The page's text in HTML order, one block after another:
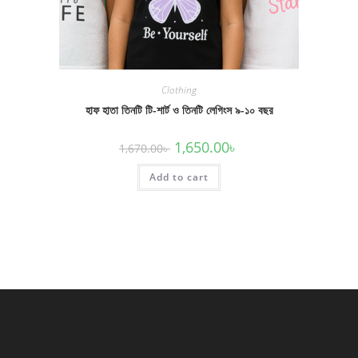
Clothing
হাফ হাতা তিনটি টি-শার্ট ও তিনটি লেগিংস ৯-১০ বছর
1,670.00৳ Original
price
was:
1,670.00৳ .
1,650.00৳
Add to cart